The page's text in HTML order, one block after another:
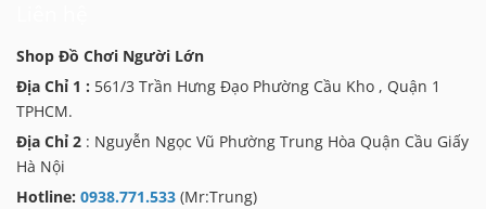
Shop Đồ Chơi Người Lớn
Địa Chỉ 1 : 561/3 Trần Hưng Đạo Phường Cầu Kho , Quận 1
TPHCM.
Địa Chỉ 2 : Nguyễn Ngọc Vũ Phường Trung Hòa Quận Cầu Giấy
Hà Nội
Hotline: 0938.771.533 (Mr:Trung)